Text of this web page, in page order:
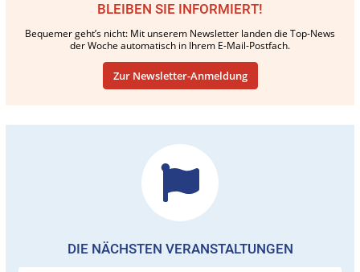
BLEIBEN SIE INFORMIERT!
Bequemer geht’s nicht: Mit unserem Newsletter landen die Top-News
der Woche automatisch in Ihrem E-Mail-Postfach.
Zur Newsletter-Anmeldung
DIE NÄCHSTEN VERANSTALTUNGEN